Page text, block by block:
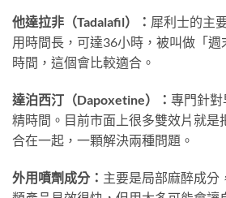
他達拉非（Tadalafil）： 犀利士的主
用時間長，可達36小時，被叫做「
時間，這個會比較適合。
達泊西汀（Dapoxetine）： 專門針
精時間。目前市面上很多雙效片就是
合在一起，一顆解決兩種問題。
外用噴劑成分： 主要是局部麻醉成分